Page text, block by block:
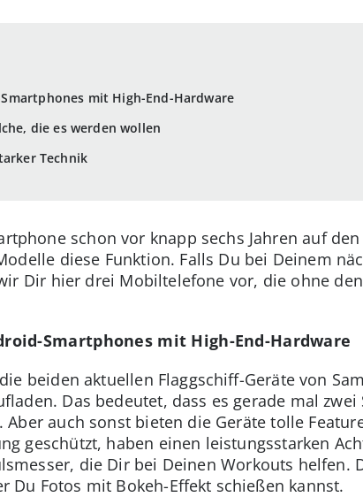
mit High-End-Hardware
die es werden wollen
Technik
schon vor knapp sechs Jahren auf
diese Funktion. Falls Du bei Deinem
Dir hier drei Mobiltelefone vor, die ohne
Smartphones mit High-End-Hardware
beiden aktuellen Flaggschiff-Geräte von
Das bedeutet, dass es gerade mal
auch sonst bieten die Geräte tolle
geschützt, haben einen leistungsstarken
die Dir bei Deinen Workouts helfen.
Fotos mit Bokeh-Effekt schießen kannst.